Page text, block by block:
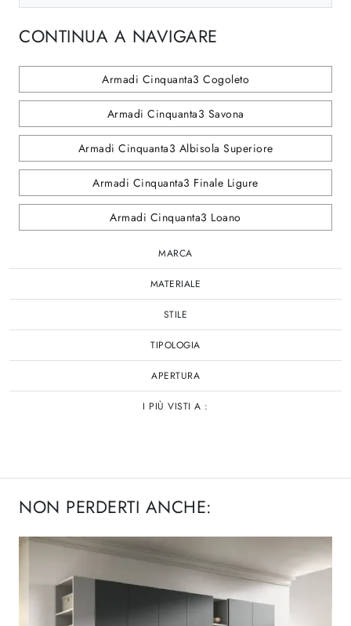
CONTINUA A NAVIGARE
Armadi Cinquanta3 Cogoleto
Armadi Cinquanta3 Savona
Armadi Cinquanta3 Albisola Superiore
Armadi Cinquanta3 Finale Ligure
Armadi Cinquanta3 Loano
MARCA
MATERIALE
STILE
TIPOLOGIA
APERTURA
I PIÙ VISTI A :
NON PERDERTI ANCHE: